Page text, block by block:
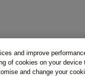
and improve
of cookies on your device
and change your